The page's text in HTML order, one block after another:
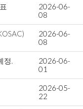
2026-06-
08
2026-06-
08
정.
2026-06-
01
2026-05-
22